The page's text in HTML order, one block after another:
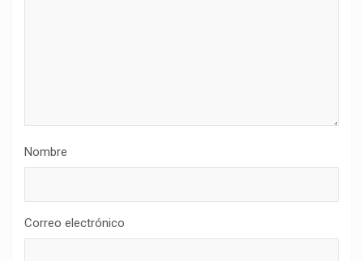
Nombre
Correo electrónico